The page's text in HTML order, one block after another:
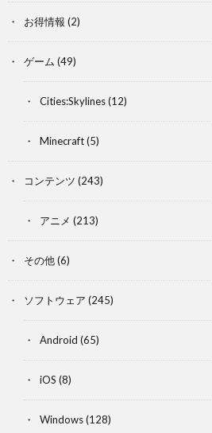
お得情報 (2)
ゲーム (49)
Cities:Skylines(12)
Minecraft(5)
コンテンツ (243)
アニメ (213)
その他(6)
ソフトウェア (245)
Android (65)
iOS (8)
Windows(128)